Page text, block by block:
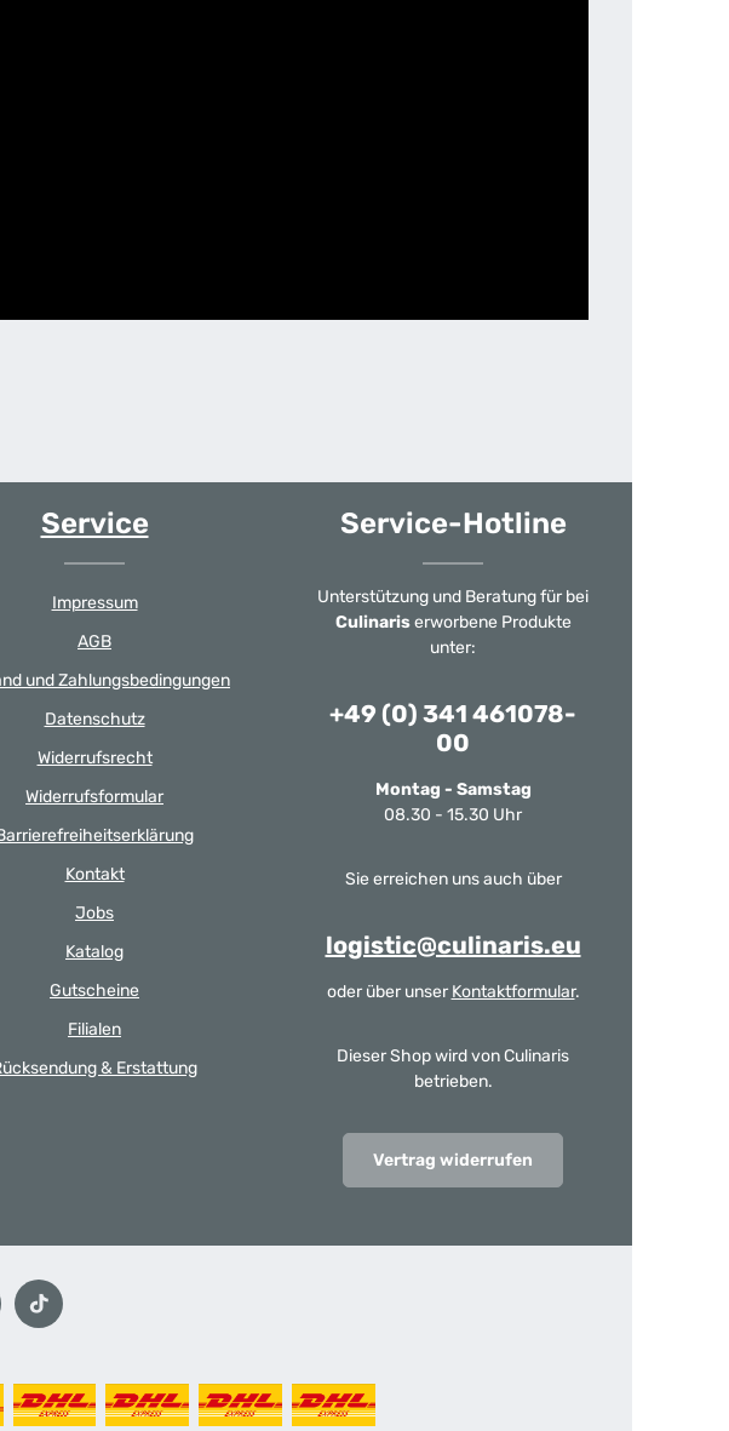
Service
Impressum
AGB
und Zahlungsbedingungen
Datenschutz
Widerrufsrecht
Widerrufsformular
Kontakt
Jobs
Katalog
Gutscheine
Filialen
& Erstattung
Service-Hotline
Unterstützung und Beratung für bei
Culinariserworbene Produkte
unter:
+49 (0) 341 461078-
00
Montag - Samstag
08.30 - 15.30 Uhr
Sie erreichen uns auch über
logistic@culinaris.eu
oder über unser Kontaktformular.
Dieser Shop wird von Culinaris
betrieben.
Vertrag widerrufen